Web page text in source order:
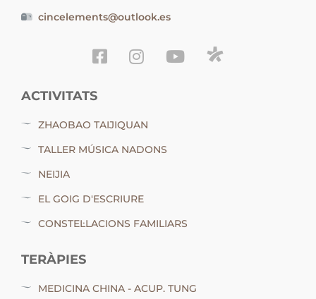
cincelements@outlook.es
ACTIVITATS
ZHAOBAO TAIJIQUAN
TALLER MÚSICA NADONS
NEIJIA
EL GOIG D'ESCRIURE
CONSTEL·LACIONS FAMILIARS
TERÀPIES
MEDICINA CHINA - ACUP. TUNG